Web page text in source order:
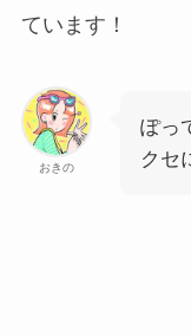
ています！
おきの
ぽっ
クセ